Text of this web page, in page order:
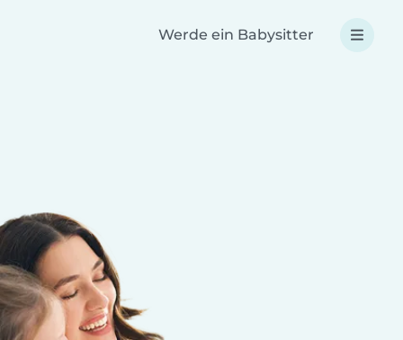
Werde ein Babysitter